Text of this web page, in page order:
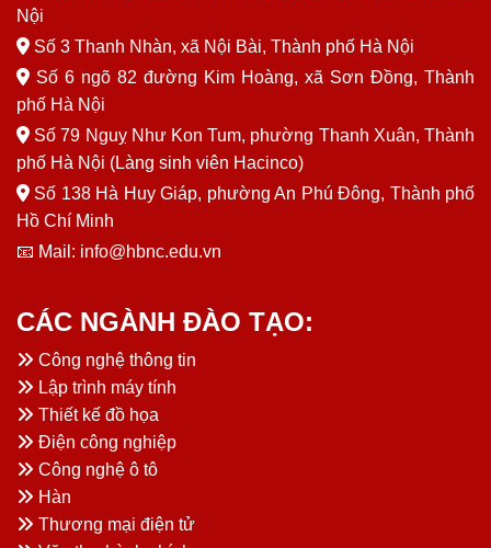
Nội
Số 3 Thanh Nhàn, xã Nội Bài, Thành phố Hà Nội
Số 6 ngõ 82 đường Kim Hoàng, xã Sơn Đồng, Thành
phố Hà Nội
Số 79 Nguỵ Như Kon Tum, phường Thanh Xuân, Thành
phố Hà Nội (Làng sinh viên Hacinco)
Số 138 Hà Huy Giáp, phường An Phú Đông, Thành phố
Hồ Chí Minh
📧 Mail: info@hbnc.edu.vn
CÁC NGÀNH ĐÀO TẠO:
Công nghệ thông tin
Lập trình máy tính
Thiết kế đồ họa
Điện công nghiệp
Công nghệ ô tô
Hàn
Thương mại điện tử